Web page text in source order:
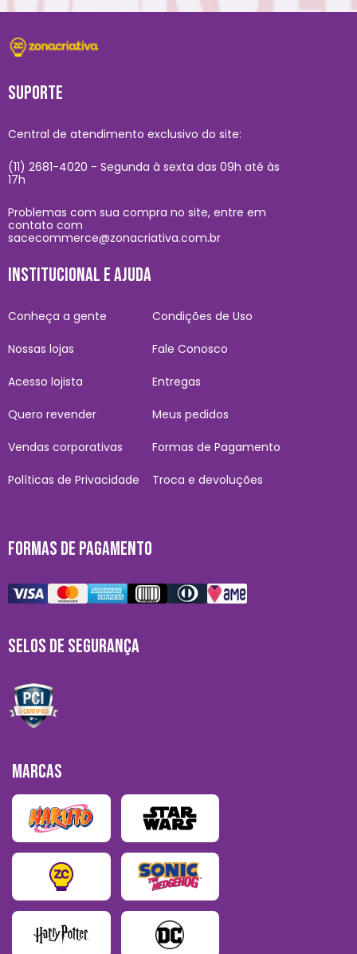
SUPORTE
Central de atendimento exclusivo do site:
(11) 2681-4020 - Segunda à sexta das 09h até às
17h
Problemas com sua compra no site, entre em
contato com
sacecommerce@zonacriativa.com.br
INSTITUCIONAL E AJUDA
Conheça a gente
Nossas lojas
Acesso lojista
Quero revender
Vendas corporativas
Políticas de Privacidade
Condições de Uso
Fale Conosco
Entregas
Meus pedidos
Formas de Pagamento
Troca e devoluções
FORMAS DE PAGAMENTO
SELOS DE SEGURANÇA
MARCAS